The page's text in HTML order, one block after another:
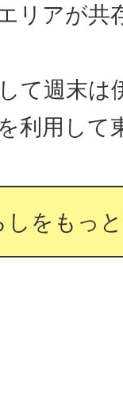
リアが共
て週末は
利用して
しをもっ